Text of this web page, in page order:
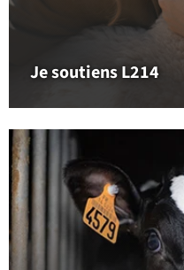
Je soutiens L214